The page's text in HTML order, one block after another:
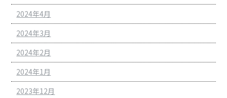
2024年4月
2024年3月
2024年2月
2024年1月
2023年12月